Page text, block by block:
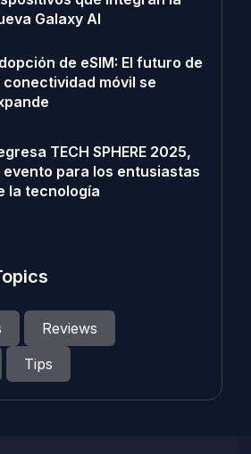
Galaxy AI
de eSIM: El futuro de
conectividad móvil se
TECH SPHERE 2025,
evento para los entusiastas
la tecnología
Reviews
Tips